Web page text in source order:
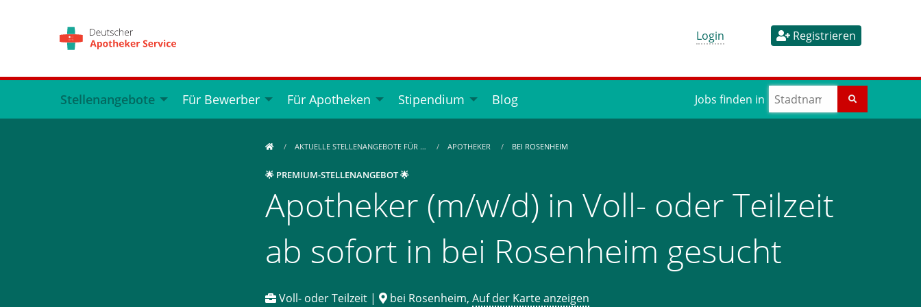
Login Registrieren
Stellenangebote Für Bewerber Für Apotheken Stipendium Blog Jobs finden in
AKTUELLE STELLENANGEBOTE FÜR … APOTHEKER BEI ROSENHEIM
🌟 PREMIUM-STELLENANGEBOT 🌟
Apotheker (m/w/d) in Voll- oder Teilzeit
ab sofort in bei Rosenheim gesucht
Voll- oder Teilzeit | bei Rosenheim, Auf der Karte anzeigen